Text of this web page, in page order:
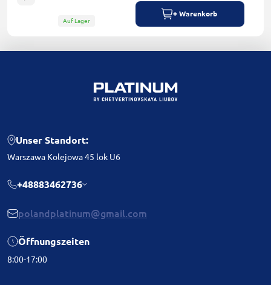
Auf Lager
+ Warenkorb
Unser Standort:
Warszawa Kolejowa 45 lok U6
+48883462736
polandplatinum@gmail.com
Öffnungszeiten
8:00-17:00